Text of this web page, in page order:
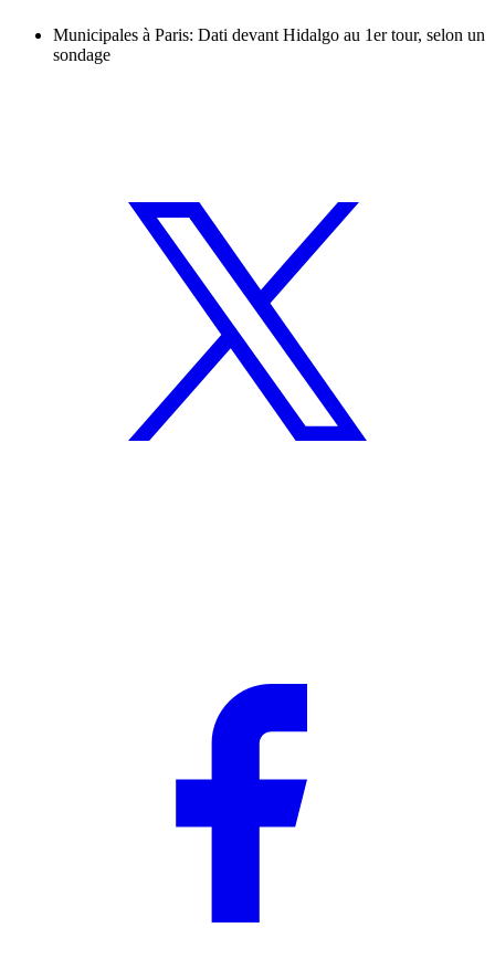
Municipales à Paris: Dati devant Hidalgo au 1er tour, selon un
sondage